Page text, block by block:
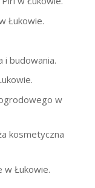
Łukowie.
i budowania.
w
kosmetyczna
w Łukowie.